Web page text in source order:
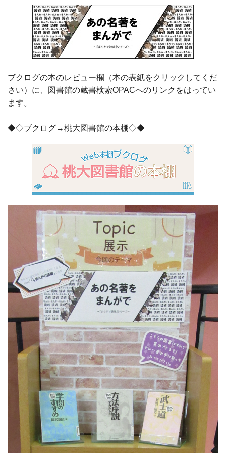
ブクログの本のレビュー欄（本の表紙をクリックしてくだ
さい）に、図書館の蔵書検索OPACへのリンクをはってい
ます。
◆◇ブクログ→桃大図書館の本棚◇◆